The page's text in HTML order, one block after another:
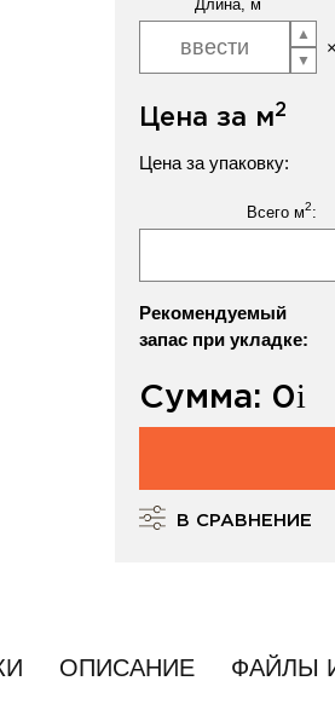
Длина, м
Цена за м2
Цена за упаковку:
Всего м2:
Рекомендуемый
запас при укладке:
Сумма: 0i
В СРАВНЕНИЕ
ОПИСАНИЕ ФАЙЛЫ